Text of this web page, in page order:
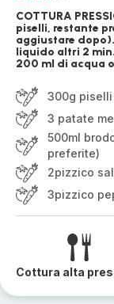
COTTURA
piselli, restante
aggiustare
liquido altri 2
200 ml di acqua
300g
3 patate
500ml
preferite)
2pizzico
3pizzico
Cottura alta